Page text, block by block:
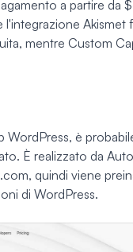
a partire da
l'integrazione Akismet
mentre Custom
WordPress, è
È realizzato da
quindi viene
di WordPress.